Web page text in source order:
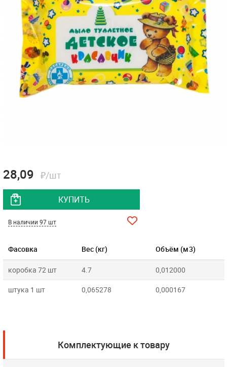
Фасовка Вес (кг) Объём (м3)
коробка 72 шт 4.7 0,012000
штука 1 шт 0,065278 0,000167
28,09 ₽/шт
КУПИТЬ
В наличии 97 шт
Комплектующие к товару